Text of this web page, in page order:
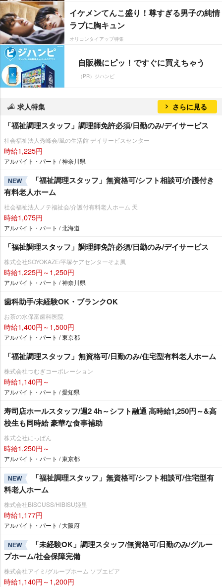
イケメンてんこ盛り！尊すぎる男子の純情
ラブに胸キュン
オリコンタイアップ特集
自販機にピッ！ですぐに買えちゃう
（PR）ジハンピ
求人特集 さらに見る
「福祉調理スタッフ」調理師免許必須/日勤のみ/デイサービス
社会福祉法人秀峰会/風の生活館 デイサービスセンター
時給1,225円
アルバイト・パート / 神奈川県
NEW
「福祉調理スタッフ」無資格可/シフト相談可/介護付き
有料老人ホーム
社会福祉法人ノテ福祉会/介護付有料老人ホーム 天
時給1,075円
アルバイト・パート / 北海道
「福祉調理スタッフ」調理師免許必須/日勤のみ/デイサービス
株式会社SOYOKAZE/平塚ケアセンターそよ風
時給1,225円～1,250円
アルバイト・パート / 神奈川県
歯科助手/未経験OK・ブランクOK
お茶の水保富歯科医院
時給1,400円～1,500円
アルバイト・パート / 東京都
「福祉調理スタッフ」無資格可/日勤のみ/住宅型有料老人ホーム
株式会社つむぎコーポレーション
時給1,140円～
アルバイト・パート / 愛知県
寿司店ホールスタッフ/週2 4h～シフト融通 高時給1,250円～&高
校生も同時給 豪華な食事補助
株式会社にっぱん
時給1,250円～
アルバイト・パート / 東京都
NEW
「福祉調理スタッフ」無資格可/シフト相談可/住宅型有
料老人ホーム
株式会社BISCUSS/HIBISU姫里
時給1,177円
アルバイト・パート / 大阪府
NEW
「未経験OK」調理スタッフ/無資格可/日勤のみ/グルー
プホーム/社会保障完備
株式会社アイミ/グループホーム ソブエピア
時給1,140円～1,200円